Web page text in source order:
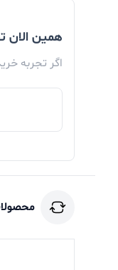
همین الان
اگر تجربه